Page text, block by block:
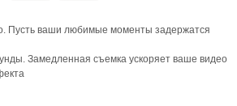
Пусть ваши любимые моменты задержатся
Замедленная съемка ускоряет ваше видео